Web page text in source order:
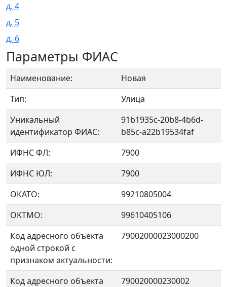
д. 4
д. 5
д. 6
Параметры ФИАС
Наименование:
Новая
Тип:
Улица
Уникальный
идентификатор ФИАС:
91b1935c-20b8-4b6d-
b85c-a22b19534faf
ИФНС ФЛ:
7900
ИФНС ЮЛ:
7900
ОКАТО:
99210805004
OKTMO:
99610405106
Код адресного объекта
одной строкой с
признаком актуальности:
79002000023000200
Код адресного объекта
790020000230002